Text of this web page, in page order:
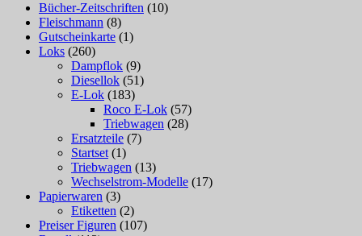
Bücher-Zeitschriften (10)
Fleischmann (8)
Gutscheinkarte (1)
Loks (260)
Dampflok (9)
Diesellok (51)
E-Lok (183)
Roco E-Lok (57)
Triebwagen (28)
Ersatzteile (7)
Startset (1)
Triebwagen (13)
Wechselstrom-Modelle (17)
Papierwaren (3)
Etiketten (2)
Preiser Figuren (107)